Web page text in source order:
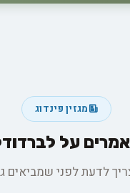
מגזין פינדוג
על
לדעת לפני שמביאים